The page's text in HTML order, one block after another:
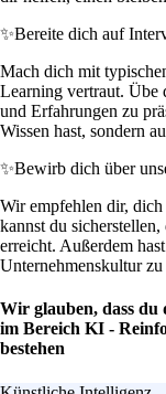
✨Bereite dich auf
Mach dich mit
Learning vertraut. Übe
und Erfahrungen zu
Wissen hast, sondern
✨Bewirb dich über
Wir empfehlen dir,
kannst du
erreicht. Außerdem
Unternehmenskultur
Wir glauben, dass
im Bereich KI -
bestehen